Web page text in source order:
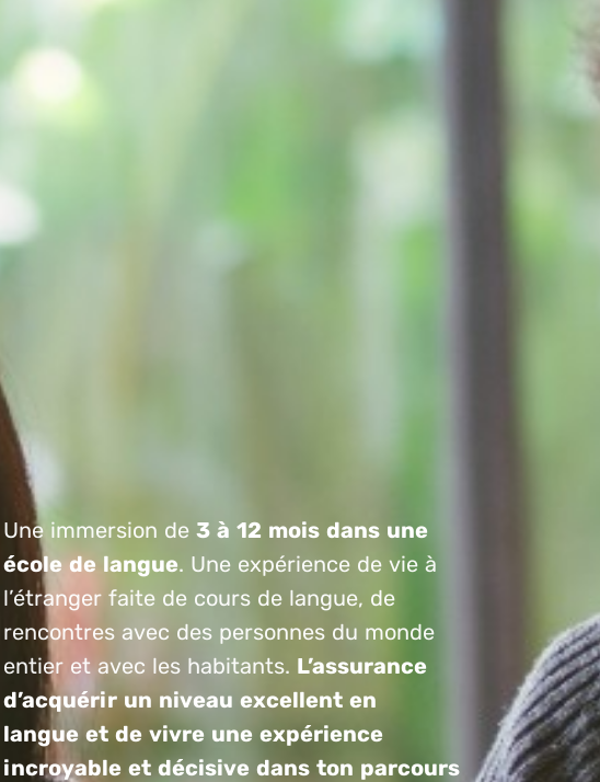
Une immersion de3 à 12 mois dans une
école de langue. Une expérience de vie à
l’étranger faite de cours de langue, de
rencontres avec des personnes du monde
entier et avec les habitants. L’assurance
d’acquérir un niveau excellent en
langue et de vivre une expérience
incroyable et décisive dans ton parcours